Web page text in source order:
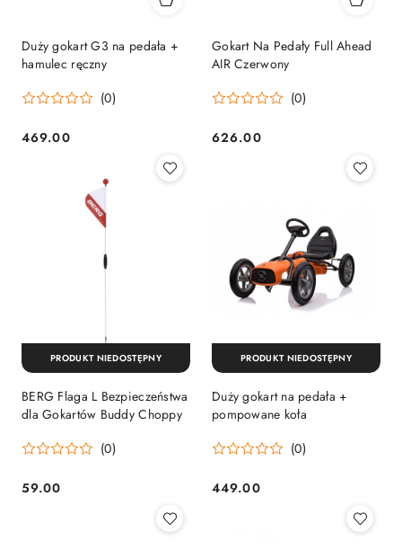
Duży gokart G3 na pedała +
hamulec ręczny
(0)
Cena:
469.00
Gokart Na Pedały Full Ahead
AIR Czerwony
(0)
Cena:
626.00
BERG Flaga L Bezpieczeństwa
dla Gokartów Buddy Choppy
(0)
Cena:
59.00
PRODUKT NIEDOSTĘPNY
Duży gokart na pedała +
pompowane koła
(0)
Cena:
449.00
PRODUKT NIEDOSTĘPNY